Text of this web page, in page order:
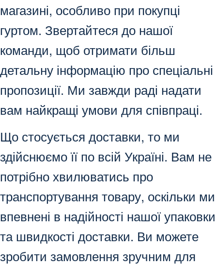
магазині, особливо при покупці
гуртом. Звертайтеся до нашої
команди, щоб отримати більш
детальну інформацію про спеціальні
пропозиції. Ми завжди раді надати
вам найкращі умови для співпраці.
Що стосується доставки, то ми
здійснюємо її по всій Україні. Вам не
потрібно хвилюватись про
транспортування товару, оскільки ми
впевнені в надійності нашої упаковки
та швидкості доставки. Ви можете
зробити замовлення зручним для